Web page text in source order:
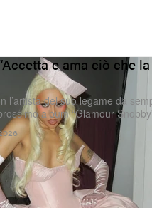
e ama ciò che
l’artista del suo legame da
album “Glamour